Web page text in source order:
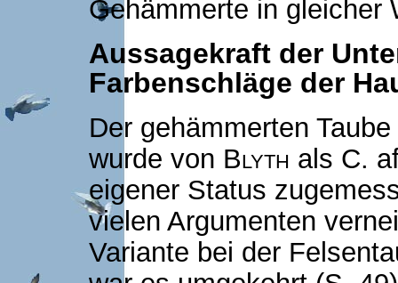
Gehämmerte in gleicher
Aussagekraft der
Farbenschläge der
Der gehämmerten
wurde von Blyth als C.
eigener Status
vielen Argumenten
Variante bei der